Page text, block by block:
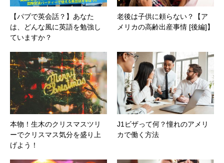
【パブで英会話？】あなた
は、どんな風に英語を勉強し
ていますか？
老後は子供に頼らない？【ア
メリカの高齢出産事情 [後編]】
本物！生木のクリスマスツリ
ーでクリスマス気分を盛り上
げよう！
J1ビザって何？憧れのアメリ
カで働く方法